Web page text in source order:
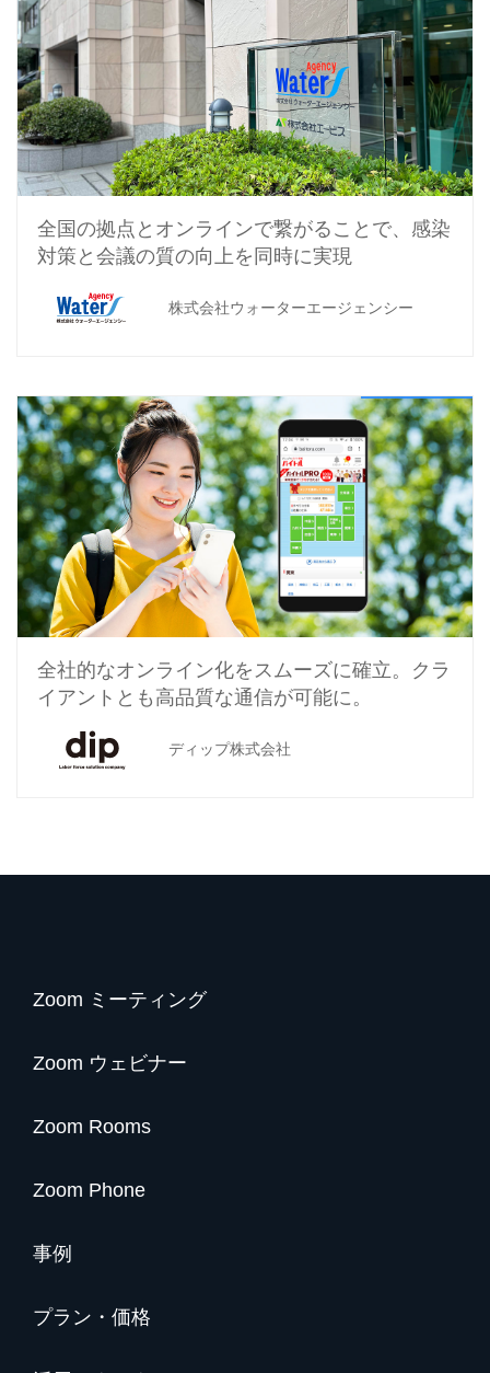
全国の拠点とオンラインで繋がることで、感染
対策と会議の質の向上を同時に実現
株式会社ウォーターエージェンシー
全社的なオンライン化をスムーズに確立。 クラ
イアントとも高品質な通信が可能に。
ディップ株式会社
Zoom ミーティング
Zoom ウェビナー
Zoom Rooms
Zoom Phone
事例
プラン・価格